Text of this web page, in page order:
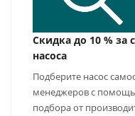
Скидка до 10 % за
насоса
Подберите насос
менеджеров с
подбора от